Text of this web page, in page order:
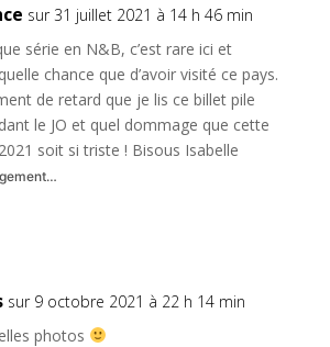
sur 31 juillet 2021 à 14 h 46 min
série en N&B, c’est rare ici et
chance que d’avoir visité ce pays.
de retard que je lis ce billet pile
le JO et quel dommage que cette
soit si triste ! Bisous Isabelle
sur 9 octobre 2021 à 22 h 14 min
photos